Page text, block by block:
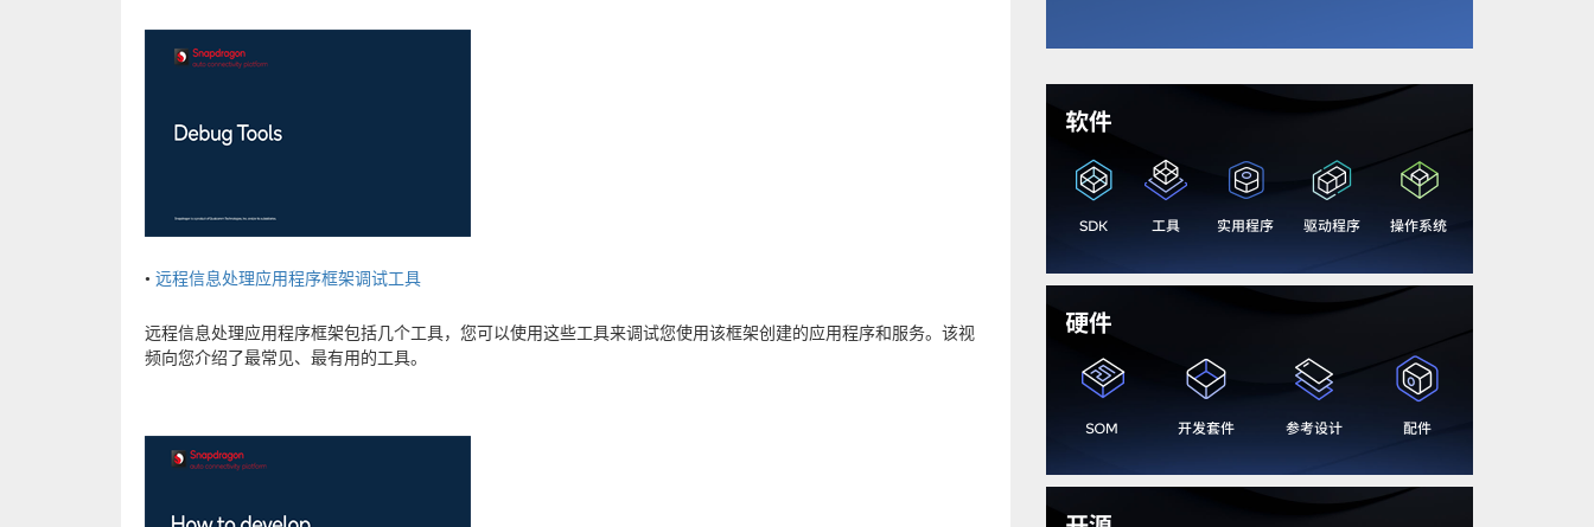
• 远程信息处理应用程序框架调试工具
远程信息处理应用程序框架包括几个工具，您可以使用这些工具来调试您使用该框架创建的应用程序和服务。该视
频向您介绍了最常见、最有用的工具。